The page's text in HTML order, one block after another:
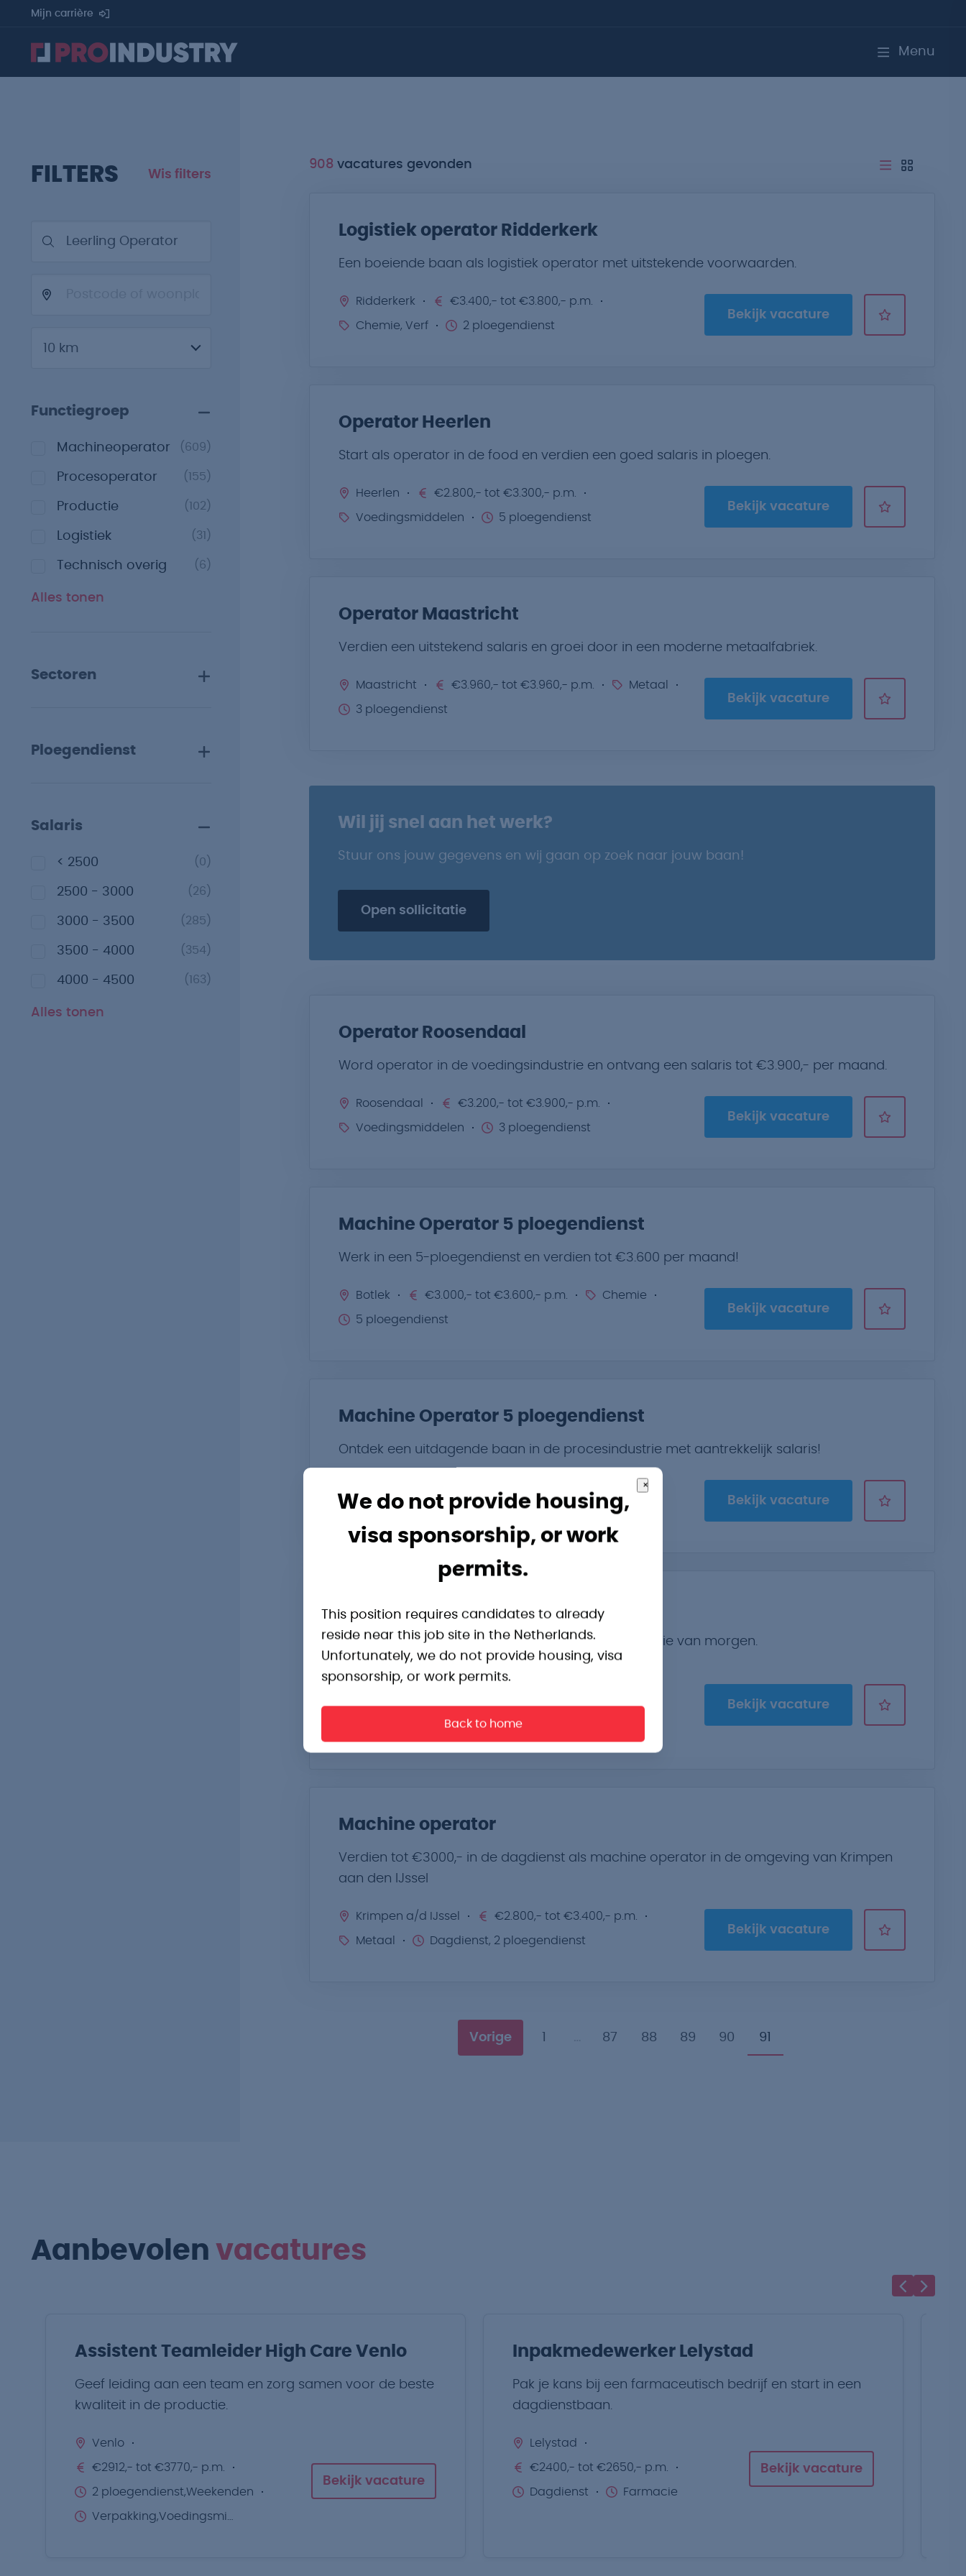
×
We do not provide housing,
visa sponsorship, or work
permits.
This position requires candidates to already
reside near this job site in the Netherlands.
Unfortunately, we do not provide housing, visa
sponsorship, or work permits.
Back to home
Mijn carrière
Menu
FILTERS Wis filters
Functiegroep
Machineoperator (609)
Procesoperator (155)
Productie (102)
Logistiek (31)
Technisch overig (6)
Alles tonen
Sectoren
Ploegendienst
Salaris
< 2500 (0)
2500 - 3000 (26)
3000 - 3500 (285)
3500 - 4000 (354)
4000 - 4500 (163)
Alles tonen
908 vacatures gevonden
Logistiek operator Ridderkerk
Een boeiende baan als logistiek operator met uitstekende voorwaarden.
Ridderkerk €3.400,- tot €3.800,- p.m.
Chemie, Verf 2 ploegendienst
Bekijk vacature
Operator Heerlen
Start als operator in de food en verdien een goed salaris in ploegen.
Heerlen €2.800,- tot €3.300,- p.m.
Voedingsmiddelen 5 ploegendienst
Bekijk vacature
Operator Maastricht
Verdien een uitstekend salaris en groei door in een moderne metaalfabriek.
Maastricht €3.960,- tot €3.960,- p.m. Metaal
3 ploegendienst
Bekijk vacature
Wil jij snel aan het werk?
Stuur ons jouw gegevens en wij gaan op zoek naar jouw baan!
Open sollicitatie
Operator Roosendaal
Word operator in de voedingsindustrie en ontvang een salaris tot €3.900,- per maand.
Roosendaal €3.200,- tot €3.900,- p.m.
Voedingsmiddelen 3 ploegendienst
Bekijk vacature
Machine Operator 5 ploegendienst
Werk in een 5-ploegendienst en verdien tot €3.600 per maand!
Botlek €3.000,- tot €3.600,- p.m. Chemie
5 ploegendienst
Bekijk vacature
Machine Operator 5 ploegendienst
Ontdek een uitdagende baan in de procesindustrie met aantrekkelijk salaris!
Chemie
5 ploegendienst
Bekijk vacature
Operator Spijkenisse
Vind jouw baan als operator en werk aan de energie van morgen.
Spijkenisse €3.800,- tot €4.500,- p.m.
Chemie, Energie en afval, Offshore, Verlading
2 ploegendienst
Bekijk vacature
Machine operator
Verdien tot €3000,- in de dagdienst als machine operator in de omgeving van Krimpen
aan den IJssel
Krimpen a/d IJssel €2.800,- tot €3.400,- p.m.
Metaal Dagdienst, 2 ploegendienst
Bekijk vacature
Vorige 87 88 89 90 91
Aanbevolen vacatures
Assistent Teamleider High Care Venlo
Geef leiding aan een team en zorg samen voor de beste
kwaliteit in de productie.
Venlo
€2912,- tot €3770,- p.m.
2 ploegendienst,Weekenden
Bekijk vacature
Inpakmedewerker Lelystad
Pak je kans bij een farmaceutisch bedrijf en start in een
dagdienstbaan.
Lelystad
€2400,- tot €2650,- p.m.
Dagdienst Farmacie
Bekijk vacature